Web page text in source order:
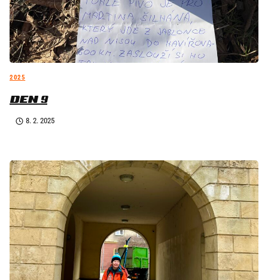
2025
DEN 9
8. 2. 2025